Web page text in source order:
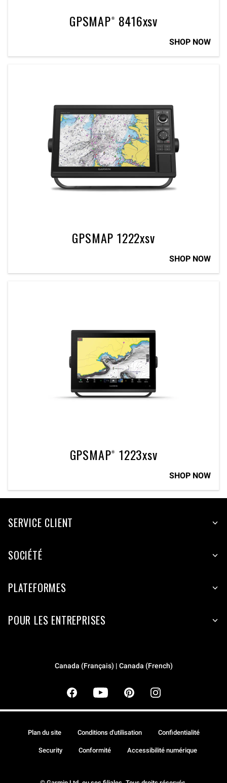
GPSMAP® 8416xsv
SHOP NOW
GPSMAP 1222xsv
SHOP NOW
GPSMAP® 1223xsv
SHOP NOW
SERVICE CLIENT
SOCIÉTÉ
PLATEFORMES
POUR LES ENTREPRISES
Canada (Français) | Canada (French)
Plan du site Conditions d'utilisation Confidentialité
Security Conformité Accessibilité numérique